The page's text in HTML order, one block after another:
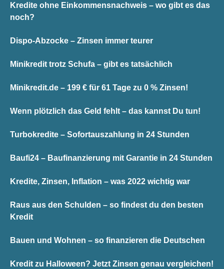
Kredite ohne Einkommensnachweis – wo gibt es das
noch?
Dispo-Abzocke – Zinsen immer teurer
Minikredit trotz Schufa – gibt es tatsächlich
Minikredit.de – 199 € für 61 Tage zu 0 % Zinsen!
Wenn plötzlich das Geld fehlt – das kannst Du tun!
Turbokredite – Sofortauszahlung in 24 Stunden
Baufi24 – Baufinanzierung mit Garantie in 24 Stunden
Kredite, Zinsen, Inflation – was 2022 wichtig war
Raus aus den Schulden – so findest du den besten
Kredit
Bauen und Wohnen – so finanzieren die Deutschen
Kredit zu Halloween? Jetzt Zinsen genau vergleichen!